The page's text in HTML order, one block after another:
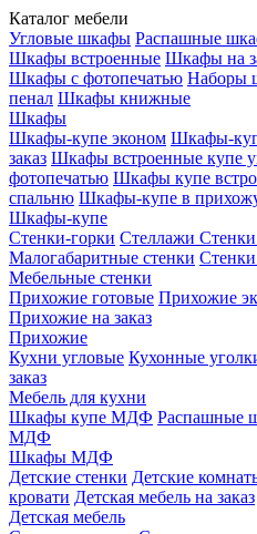
Каталог мебели
Угловые шкафы Распашные
Шкафы встроенные Шкафы на
Шкафы с фотопечатью Наборы
пенал Шкафы книжные
Шкафы
Шкафы-купе эконом Шкафы-
заказ Шкафы встроенные купе
фотопечатью Шкафы купе
спальню Шкафы-купе в
Шкафы-купе
Стенки-горки Стеллажи
Малогабаритные стенки Стенки
Мебельные стенки
Прихожие готовые Прихожие
Прихожие на заказ
Прихожие
Кухни угловые Кухонные
заказ
Мебель для кухни
Шкафы купе МДФ
МДФ
Шкафы МДФ
Детские стенки Детские
кровати Детская мебель на заказ
Детская мебель